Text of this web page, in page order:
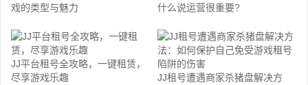
戏的类型与魅力
什么说运营很重要?
JJ平台租号全攻略，一键租赁，
尽享游戏乐趣
JJ租号遭遇商家杀猪盘解决方